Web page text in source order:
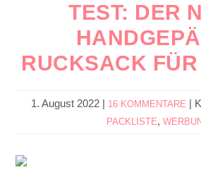
TEST: DER
RUCKSACK
1. August 2022 | 16 KOMMENTARE |
PACKLISTE,